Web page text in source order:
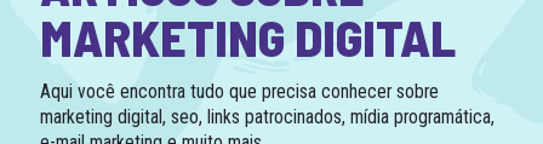
MARKETING DIGITAL
Aqui você encontra tudo que precisa conhecer sobre
marketing digital, seo, links patrocinados, mídia programática,